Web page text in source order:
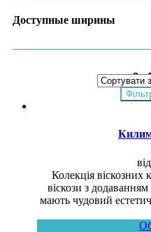
Доступные ширины
Килим
від
Колекція віскозних
віскози з
мають чудовий